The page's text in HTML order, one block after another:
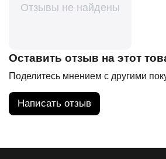
Отзывы не найдены
Оставить отзыв на этот
Поделитесь мнением с другими
Написать отзыв